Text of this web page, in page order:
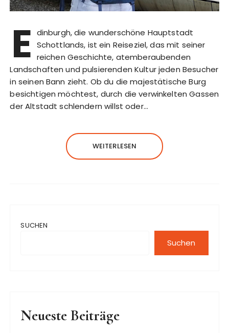
E dinburgh, die wunderschöne Hauptstadt
Schottlands, ist ein Reiseziel, das mit seiner
reichen Geschichte, atemberaubenden
Landschaften und pulsierenden Kultur jeden Besucher
in seinen Bann zieht. Ob du die majestätische Burg
besichtigen möchtest, durch die verwinkelten Gassen
der Altstadt schlendern willst oder…
WEITERLESEN
SUCHEN
Suchen
Neueste Beiträge